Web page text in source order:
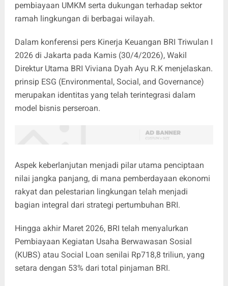
pembiayaan UMKM serta dukungan terhadap sektor
ramah lingkungan di berbagai wilayah.
Dalam konferensi pers Kinerja Keuangan BRI Triwulan I
2026 di Jakarta pada Kamis (30/4/2026), Wakil
Direktur Utama BRI Viviana Dyah Ayu R.K menjelaskan.
prinsip ESG (Environmental, Social, and Governance)
merupakan identitas yang telah terintegrasi dalam
model bisnis perseroan.
Aspek keberlanjutan menjadi pilar utama penciptaan
nilai jangka panjang, di mana pemberdayaan ekonomi
rakyat dan pelestarian lingkungan telah menjadi
bagian integral dari strategi pertumbuhan BRI.
Hingga akhir Maret 2026, BRI telah menyalurkan
Pembiayaan Kegiatan Usaha Berwawasan Sosial
(KUBS) atau Social Loan senilai Rp718,8 triliun, yang
setara dengan 53% dari total pinjaman BRI.